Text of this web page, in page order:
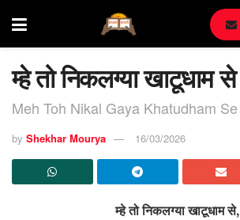
म्हे तो निकलग्या खाटूधाम से
Meh Toh Nikal Gaya Khatudham Se
by Shekhar Mourya 16/03/2026
म्हे तो निकलग्या खाटूधाम से,